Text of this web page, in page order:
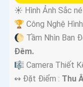
☀️ Hình Ảnh Sắc
🏆 Công Nghệ
🌔 Tầm Nhìn Ban
Ðêm.
🎼️ Camera Thiết
️↭ Đặt Điểm : Thu